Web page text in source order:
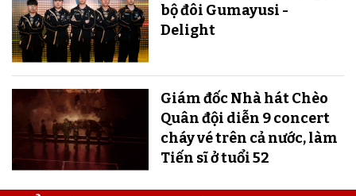
bộ đôi Gumayusi -
Delight
Giám đốc Nhà hát Chèo
Quân đội diễn 9 concert
cháy vé trên cả nước, làm
Tiến sĩ ở tuổi 52